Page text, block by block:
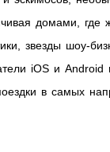
домами, где
звезды шоу-
iOS и Android
в самых